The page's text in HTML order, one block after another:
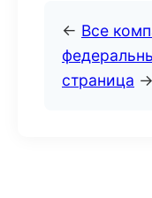
← Все
страница →